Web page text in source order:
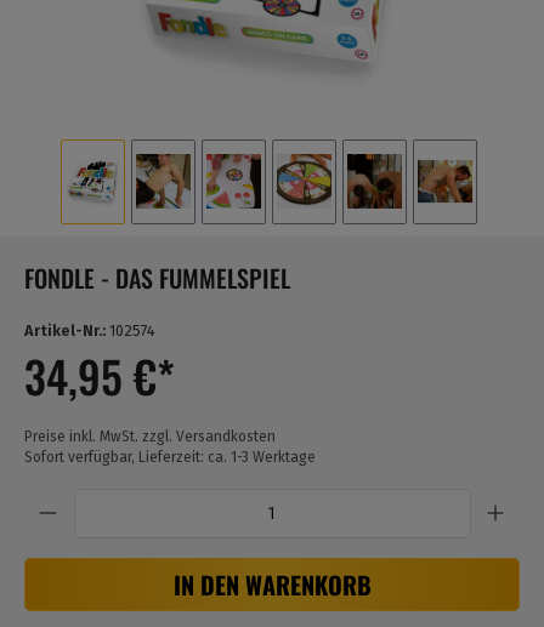
FONDLE - DAS FUMMELSPIEL
Artikel-Nr.: 102574
34,95 €*
Preise inkl. MwSt. zzgl. Versandkosten
Sofort verfügbar, Lieferzeit: ca. 1-3 Werktage
IN DEN WARENKORB